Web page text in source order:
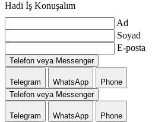
Hadi İş Konuşalım
Ad
Soyad
E-posta
Telefon veya Messenger
Telegram WhatsApp
Phone
Telefon veya Messenger
Telegram WhatsApp Phone